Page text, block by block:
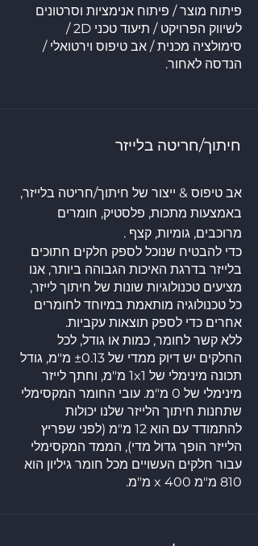
פיתוח מוצר / פיתוח אנימציות וסרטונים
לשיווק הפרויקט / תיעוד טכני 2D /
סימולציה מכנית / אב טיפוס וירטואלי /
הנדסה לאחור.
חיתוך/חריטה בלייזר
אב טיפוס & ייצור של חיתוך/חריטה בלייזר,
באמצעות מתכות, פלסטיק, חומרים
מרוכבים, גומיות, קצף .
כדי להבטיח שנוכל לספק חלקים חתוכים
בלייזר בדרגת האיכות הגבוהה ביותר, אנו
מציעים טכנולוגיות שונות של חיתוך לייזר,
כל טכנולוגיה מותאמת במיוחד לחומרים
אחרים כדי לספק תוצאות עקביות.
ללא קשר לחומר, כמות או גודל, לכל
החלקים יש דיוק ממדי של ±0.13 מ"מ, גודל
תכונה מינימלי של 1x1 מ"מ, וחתך לייזר
מינימלי של 0 מ"מ. עובי החומר המקסימלי
שתחנות חיתוך הלייזר שלנו יכולות
להתמודד עם הוא 12 מ"מ (לפני שפריץ
הלייזר הופך גדול מדי), הממד המקסימלי
עבור חלקים העשויים מכל חומר גיליון הוא
810 מ"מ x 400 מ"מ.